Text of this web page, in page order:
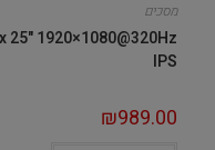
מסכים
25" 1920×1080@320Hz
IPS
₪989.00